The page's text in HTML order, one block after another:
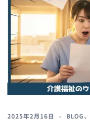
2025年2月16日 BLOG、